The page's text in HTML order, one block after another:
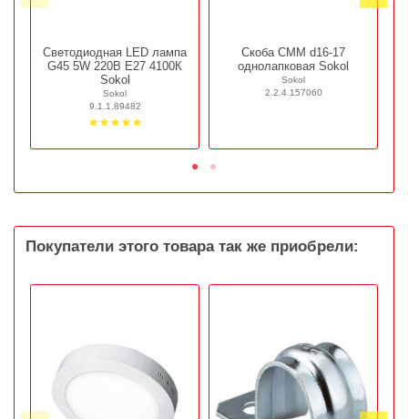
Светодиодная LED лампа
G45 5W 220В E27 4100К
Sokol
Sokol
9.1.1.89482
Скоба СММ d16-17
однолапковая Sokol
Sokol
2.2.4.157060
Покупатели этого товара так же приобрели: